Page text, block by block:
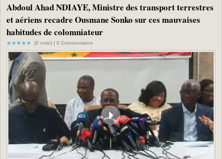
Abdoul Ahad NDIAYE, Ministre des transport terrestres
et aériens recadre Ousmane Sonko sur ces mauvaises
habitudes de colomniateur
(0 vote) | 0 Commentaire